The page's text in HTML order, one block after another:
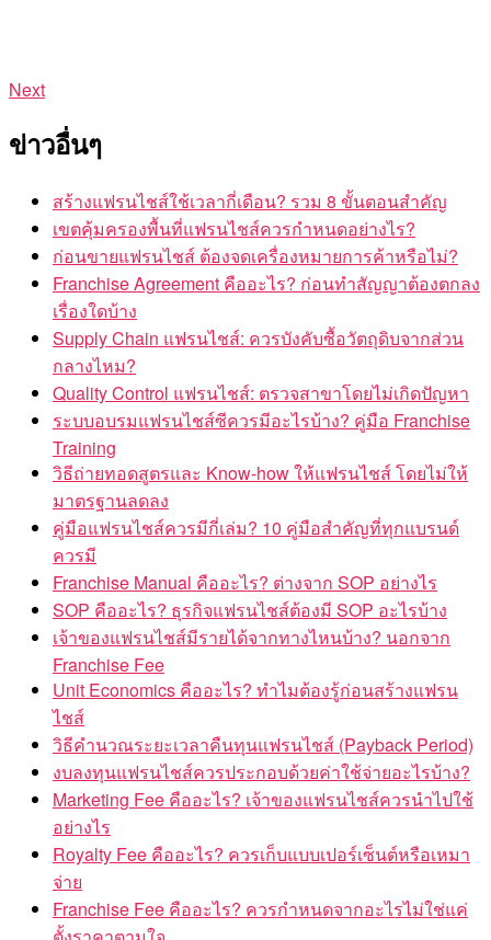
Next
ข่าวอื่นๆ
สร้างแฟรนไชส์ใช้เวลากี่เดือน? รวม 8 ขั้นตอนสำคัญ
เขตคุ้มครองพื้นที่แฟรนไชส์ควรกำหนดอย่างไร?
ก่อนขายแฟรนไชส์ ต้องจดเครื่องหมายการค้าหรือไม่?
Franchise Agreement คืออะไร? ก่อนทำสัญญาต้องตกลง
เรื่องใดบ้าง
Supply Chain แฟรนไชส์: ควรบังคับซื้อวัตถุดิบจากส่วน
กลางไหม?
Quality Control แฟรนไชส์: ตรวจสาขาโดยไม่เกิดปัญหา
ระบบอบรมแฟรนไชส์ซีควรมีอะไรบ้าง? คู่มือ Franchise
Training
วิธีถ่ายทอดสูตรและ Know-how ให้แฟรนไชส์ โดยไม่ให้
มาตรฐานลดลง
คู่มือแฟรนไชส์ควรมีกี่เล่ม? 10 คู่มือสำคัญที่ทุกแบรนด์
ควรมี
Franchise Manual คืออะไร? ต่างจาก SOP อย่างไร
SOP คืออะไร? ธุรกิจแฟรนไชส์ต้องมี SOP อะไรบ้าง
เจ้าของแฟรนไชส์มีรายได้จากทางไหนบ้าง? นอกจาก
Franchise Fee
Unit Economics คืออะไร? ทำไมต้องรู้ก่อนสร้างแฟรน
ไชส์
วิธีคำนวณระยะเวลาคืนทุนแฟรนไชส์ (Payback Period)
งบลงทุนแฟรนไชส์ควรประกอบด้วยค่าใช้จ่ายอะไรบ้าง?
Marketing Fee คืออะไร? เจ้าของแฟรนไชส์ควรนำไปใช้
อย่างไร
Royalty Fee คืออะไร? ควรเก็บแบบเปอร์เซ็นต์หรือเหมา
จ่าย
Franchise Fee คืออะไร? ควรกำหนดจากอะไรไม่ใช่แค่